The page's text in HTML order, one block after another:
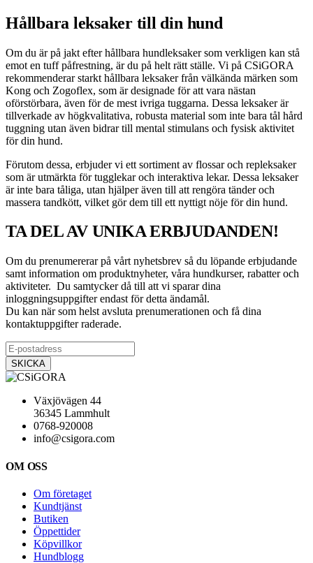
Hållbara leksaker till din hund
Om du är på jakt efter hållbara hundleksaker som verkligen kan stå
emot en tuff påfrestning, är du på helt rätt ställe. Vi på CSiGORA
rekommenderar starkt hållbara leksaker från välkända märken som
Kong och Zogoflex, som är designade för att vara nästan
oförstörbara, även för de mest ivriga tuggarna. Dessa leksaker är
tillverkade av högkvalitativa, robusta material som inte bara tål hård
tuggning utan även bidrar till mental stimulans och fysisk aktivitet
för din hund.
Förutom dessa, erbjuder vi ett sortiment av flossar och repleksaker
som är utmärkta för tugglekar och interaktiva lekar. Dessa leksaker
är inte bara tåliga, utan hjälper även till att rengöra tänder och
massera tandkött, vilket gör dem till ett nyttigt nöje för din hund.
TA DEL AV UNIKA ERBJUDANDEN!
Om du prenumererar på vårt nyhetsbrev så du löpande erbjudande
samt information om produktnyheter, våra hundkurser, rabatter och
aktiviteter. Du samtycker då till att vi sparar dina
inloggningsuppgifter endast för detta ändamål.
Du kan när som helst avsluta prenumerationen och få dina
kontaktuppgifter raderade.
Växjövägen 44
36345 Lammhult
0768-920008
info@csigora.com
OM OSS
Om företaget
Kundtjänst
Butiken
Öppettider
Köpvillkor
Hundblogg